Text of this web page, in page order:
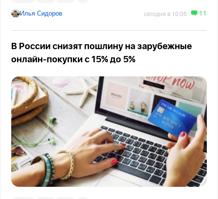
Илья Сидоров сегодня в 10:05 11
В России снизят пошлину на зарубежные
онлайн-покупки с 15% до 5%